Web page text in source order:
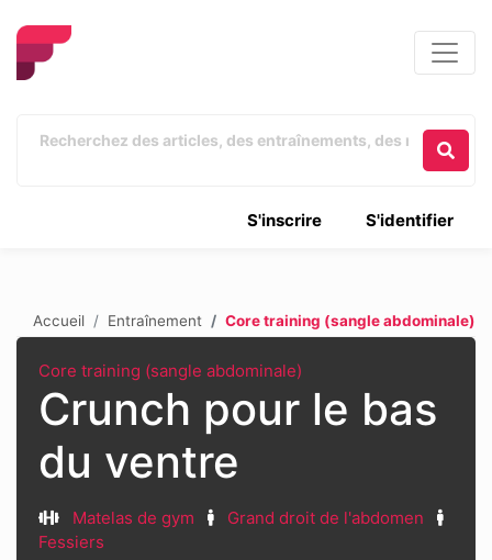
S'identifier
S'inscrire
Accueil Entraînement Core training (sangle abdominale)
Core training (sangle abdominale)
Crunch pour le bas
du ventre
Matelas de gym
Grand droit de l'abdomen
Fessiers